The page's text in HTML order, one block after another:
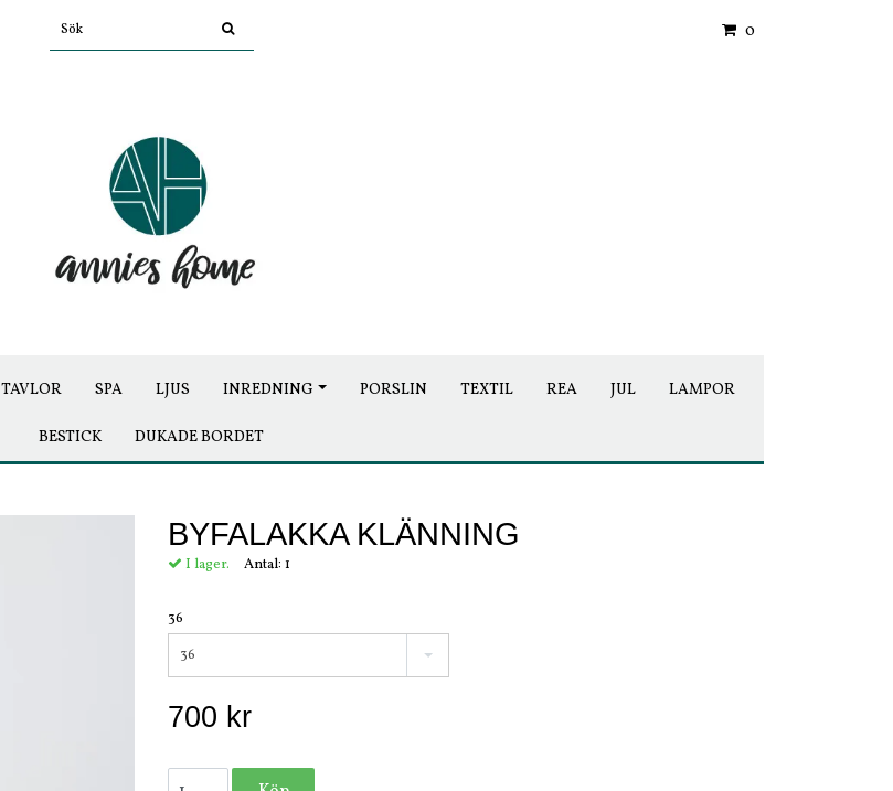
0
TAVLOR SPA LJUS INREDNING PORSLIN TEXTIL REA JUL LAMPOR
BESTICK DUKADE BORDET
BYFALAKKA KLÄNNING
I lager. Antal: 1
36
36
700 kr